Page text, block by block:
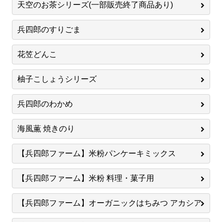
天空のお茶シリーズ(一部販売終了商品あり)
兵四郎のすりごま
花笠どんこ
柚子こしょうシリーズ
兵四郎のわかめ
海風薫 焼きのり
【兵四郎ファーム】米粉パンケーキミックス
【兵四郎ファーム】米粉 料理・菓子用
【兵四郎ファーム】オーガニックはちみつ アカシア